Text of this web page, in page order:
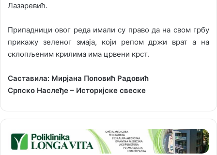
Лазаревић.
Припадници овог реда имали су право да на свом грбу
прикажу зеленог змаја, који репом држи врат а на
склопљеним крилима има црвени крст.
Саставила: Мирјана Поповић Радовић
Српско Наслеђе – Историјске свеске